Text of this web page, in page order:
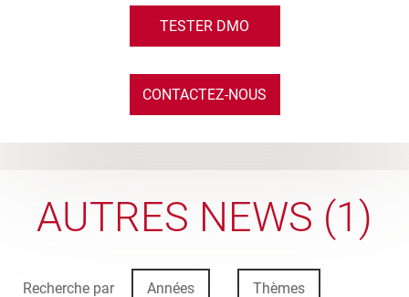
TESTER DMO
CONTACTEZ-NOUS
AUTRES NEWS (1)
Recherche par Années Thèmes